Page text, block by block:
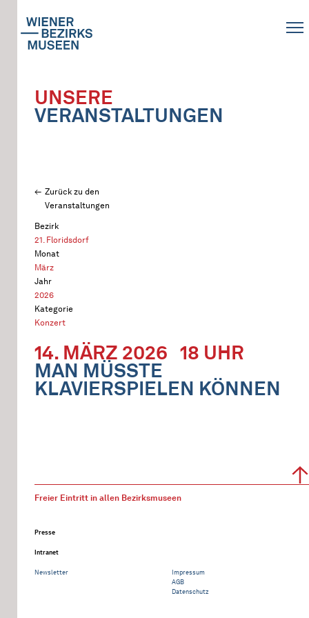
UNSERE
VERANSTALTUNGEN
Zurück zu den
Veranstaltungen
Bezirk
21. Floridsdorf
Monat
März
Jahr
2026
Kategorie
Konzert
14. MÄRZ 2026 18 UHR
MAN MÜSSTE
KLAVIERSPIELEN KÖNNEN
Freier Eintritt in allen Bezirksmuseen
Presse
Intranet
Newsletter
Impressum
AGB
Datenschutz